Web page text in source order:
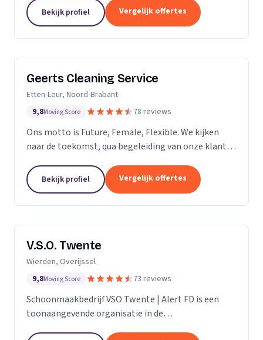
zowel voor Particulier als zakelijke klanten....
Bekijk profiel Vergelijk offertes
Geerts Cleaning Service
Etten-Leur, Noord-Brabant
9,8Moving Score 78 reviews
Ons motto is Future, Female, Flexible. We kijken
naar de toekomst, qua begeleiding van onze klanten
vrouwelijke ondernemers behandelen wij ons
personeel...
Bekijk profiel Vergelijk offertes
V.S.O. Twente
Wierden, Overijssel
9,8Moving Score 73 reviews
Schoonmaakbedrijf VSO Twente | Alert FD is een
toonaangevende organisatie in de